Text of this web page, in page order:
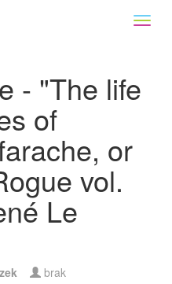
- "The life
of
or
vol.
Le
brak